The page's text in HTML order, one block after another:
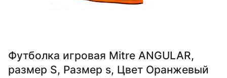
Футболка игровая Mitre ANGULAR,
размер S, Размер s, Цвет Оранжевый